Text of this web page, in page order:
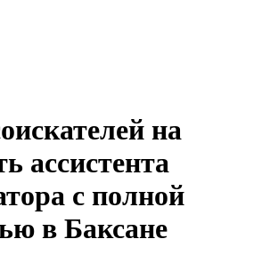
на
ассистента
с полной
в Баксане